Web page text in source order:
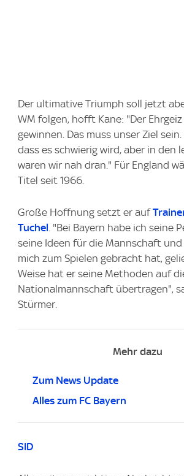
Der ultimative Triumph soll jetzt
WM folgen, hofft Kane: "Der
gewinnen. Das muss unser Ziel sein.
dass es schwierig wird, aber in den
waren wir nah dran." Für England
Titel seit 1966.
Große Hoffnung setzt er auf
Tuchel . "Bei Bayern habe ich seine
seine Ideen für die Mannschaft und
mich zum Spielen gebracht hat,
Weise hat er seine Methoden auf
Nationalmannschaft übertragen",
Stürmer.
Mehr dazu
Zum News Update
Alles zum FC Bayern
SID